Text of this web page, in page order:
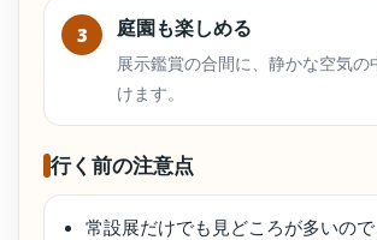
3
庭園も楽しめる
展示鑑賞の合間に、静かな空気の
けます。
行く前の注意点
常設展だけでも見どころが多いの